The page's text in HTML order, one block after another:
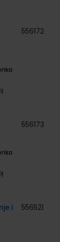
556172
556173
i
556521